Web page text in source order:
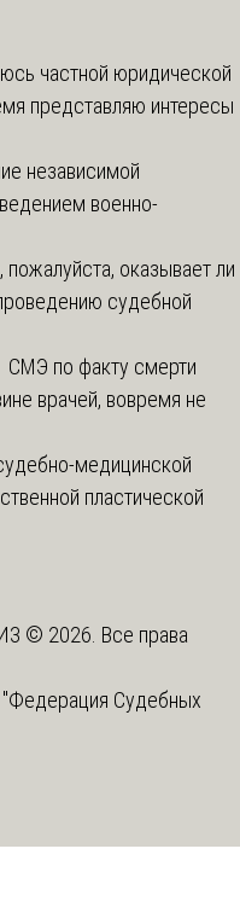
частной юридической
представляю интересы
независимой
военно-
оказывает ли
судебной
СМЭ по факту смерти
врачей, вовремя не
медицинской
пластической
© 2026. Все права
Судебных